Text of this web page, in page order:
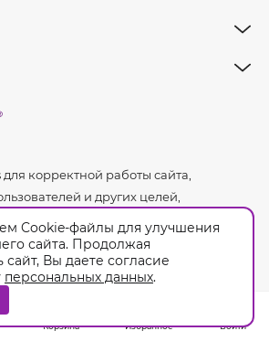
корректной работы сайта,
и других целей,
защищены.
Cookie-файлы для улучшения
сайта. Продолжая
сайт, Вы даете согласие
персональных данных.
Корзина Избранное Войти